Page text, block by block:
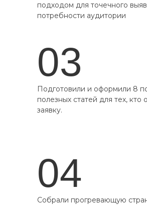
подходом для точечного
потребности аудитории
03
Подготовили и оформили 8
полезных статей для тех, кто
заявку.
04
Собрали прогревающую